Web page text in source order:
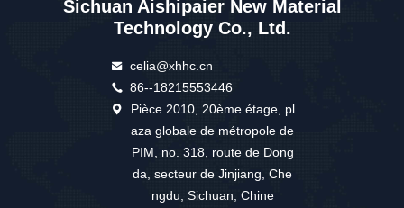
Sichuan Aishipaier New Material
Technology Co., Ltd.
celia@xhhc.cn
86--18215553446
Pièce 2010, 20ème étage, pl
aza globale de métropole de
PIM, no. 318, route de Dong
da, secteur de Jinjiang, Che
ngdu, Sichuan, Chine